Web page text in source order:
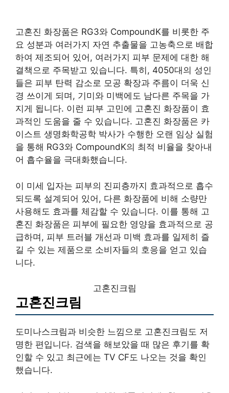
고혼진 화장품은 RG3와 CompoundK를 비롯한 주
요 성분과 여러가지 자연 추출물을 고농축으로 배합
하여 제조되어 있어, 여러가지 피부 문제에 대한 해
결책으로 주목받고 있습니다. 특히, 4050대의 성인
들은 피부 탄력 감소로 모공 확장과 주름이 더욱 신
경 쓰이게 되며, 기미와 미백에도 남다른 주목을 가
지게 됩니다. 이런 피부 고민에 고혼진 화장품이 효
과적인 도움을 줄 수 있습니다. 고혼진 화장품은 카
이스트 생명화학공학 박사가 수행한 오랜 임상 실험
을 통해 RG3와 CompoundK의 최적 비율을 찾아내
어 흡수율을 극대화했습니다.
이 미세 입자는 피부의 진피층까지 효과적으로 흡수
되도록 설계되어 있어, 다른 화장품에 비해 소량만
사용해도 효과를 체감할 수 있습니다. 이를 통해 고
혼진 화장품은 피부에 필요한 영양을 효과적으로 공
급하며, 피부 트러블 개선과 미백 효과를 일제히 즐
길 수 있는 제품으로 소비자들의 호응을 얻고 있습
니다.
고혼진크림
고혼진크림
도미나스크림과 비슷한 느낌으로 고혼진크림도 저
명한 편입니다. 검색을 해보았을 때 많은 후기를 확
인할 수 있고 최근에는 TV CF도 나오는 것을 확인
했습니다.